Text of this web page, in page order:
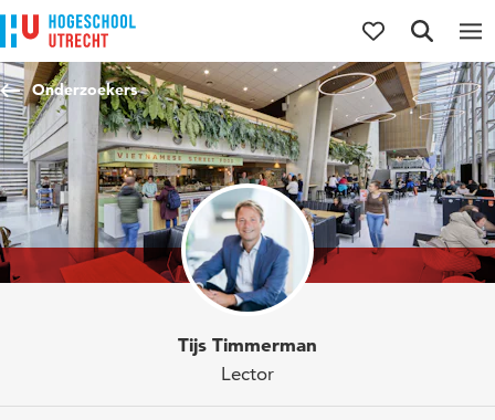
Direct naar de inhoud
Direct naar de hoofdnavigatie
Direct naar de zoekfunctie
Onderzoekers
Tijs Timmerman
Lector